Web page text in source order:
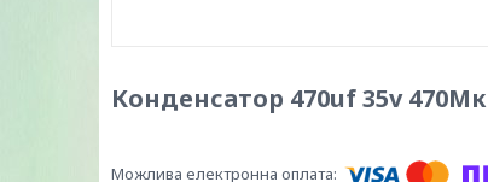
Конденсатор 470uf 35v